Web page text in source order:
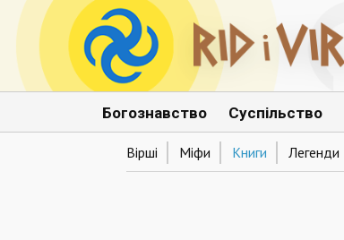
Богознавство Суспільство
Вірші Міфи Книги Легенди